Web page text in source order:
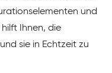
und
Ihnen, die
sie in Echtzeit zu